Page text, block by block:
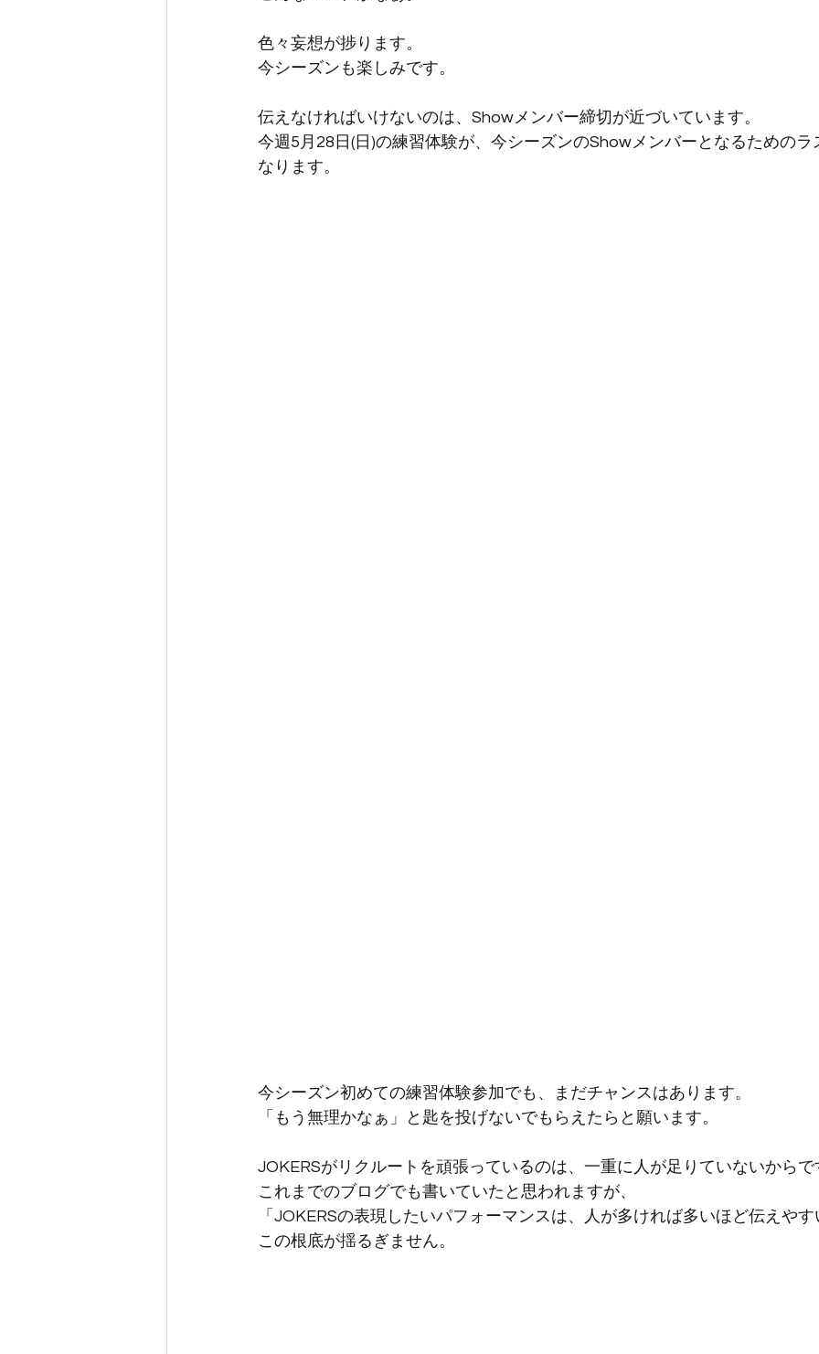
色々妄想が捗ります。
今シーズンも楽しみです。
伝えなければいけないのは、Showメンバー締切が近づいています。
今週5月28日(日)の練習体験が、今シーズンのShowメンバーとなるためのラ
なります。
今シーズン初めての練習体験参加でも、まだチャンスはあります。
「もう無理かなぁ」と匙を投げないでもらえたらと願います。
JOKERSがリクルートを頑張っているのは、一重に人が足りていないからで
これまでのブログでも書いていたと思われますが、
「JOKERSの表現したいパフォーマンスは、人が多ければ多いほど伝えやす
この根底が揺るぎません。